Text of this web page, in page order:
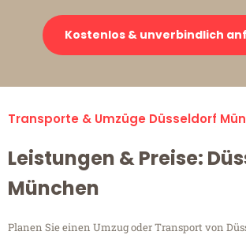
Kostenlos & unverbindlich
Transporte & Umzüge Düsseldorf
Leistungen & Preise:
München
Planen Sie einen Umzug oder Transport von